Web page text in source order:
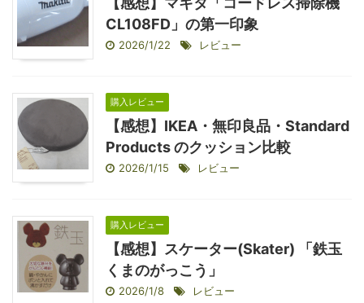
CL108FD」の第一印象
2026/1/22 レビュー
購入レビュー
【感想】IKEA・無印良品・Standard
Products のクッション比較
2026/1/15 レビュー
購入レビュー
【感想】スケーター(Skater) 「鉄玉
くまのがっこう」
2026/1/8 レビュー